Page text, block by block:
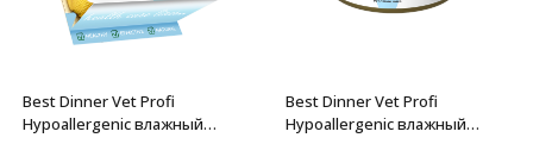
Best Dinner Vet Profi
Hypoallergenic влажный
Best Dinner Vet Profi
Hypoallergenic влажный